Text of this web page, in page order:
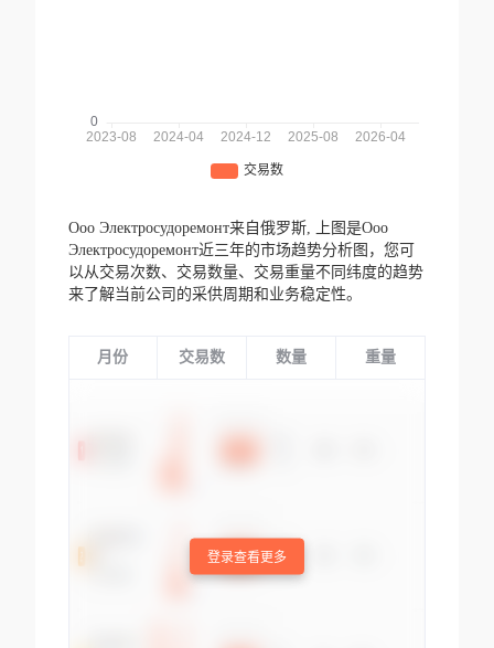
Ооо Электросудоремонт来自俄罗斯,
上图是Ооо
Электросудоремонт近三年的市场趋势分析图，您可
以从交易次数、交易数量、交易重量不同纬度的趋势
来了解当前公司的采供周期和业务稳定性。
月份 交易数 数量 重量
登录查看更多